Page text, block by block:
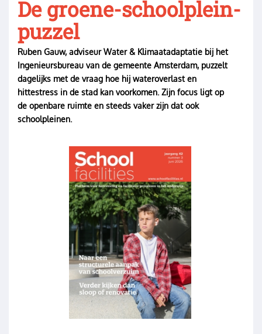
De groene-schoolplein-
puzzel
Ruben Gauw, adviseur Water & Klimaatadaptatie bij het
Ingenieursbureau van de gemeente Amsterdam, puzzelt
dagelijks met de vraag hoe hij wateroverlast en
hittestress in de stad kan voorkomen. Zijn focus ligt op
de openbare ruimte en steeds vaker zijn dat ook
schoolpleinen.
Image